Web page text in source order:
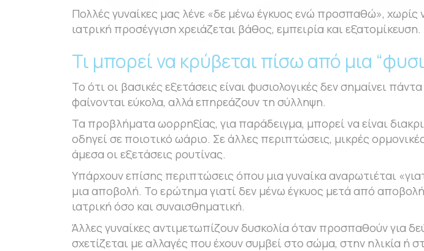
Πολλές γυναίκες μας λένε «δε μένω έγκυος ενώ προσπαθώ», χωρίς
ιατρική προσέγγιση χρειάζεται βάθος, εμπειρία και εξατομίκευση.
Τι μπορεί να κρύβεται πίσω από μια
Το ότι οι βασικές εξετάσεις είναι φυσιολογικές δεν σημαίνει
φαίνονται εύκολα, αλλά επηρεάζουν τη σύλληψη.
Τα προβλήματα ωορρηξίας, για παράδειγμα, μπορεί να είναι
οδηγεί σε ποιοτικό ωάριο. Σε άλλες περιπτώσεις, μικρές
άμεσα οι εξετάσεις ρουτίνας.
Υπάρχουν επίσης περιπτώσεις όπου μια γυναίκα αναρωτιέται
μια αποβολή. Το ερώτημα γιατί δεν μένω έγκυος μετά από
ιατρική όσο και συναισθηματική.
Άλλες γυναίκες αντιμετωπίζουν δυσκολία όταν προσπαθούν για
σχετίζεται με αλλαγές που έχουν συμβεί στο σώμα, στην ηλικία ή